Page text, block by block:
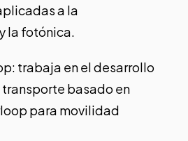
a la
la fotónica.
: trabaja en el desarrollo
basado en
para movilidad